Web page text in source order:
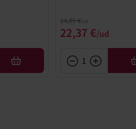
AFEGIR
Special Price
22,37 €
Regular Price
24,85 €